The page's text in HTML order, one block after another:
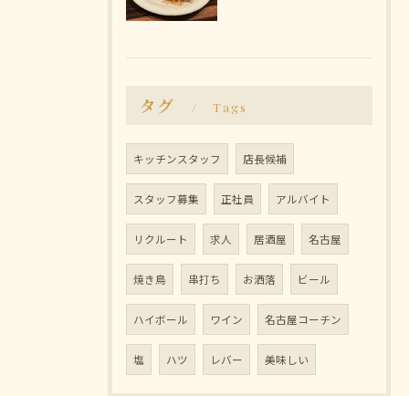
タグ Tags
キッチンスタッフ 店長候補
スタッフ募集 正社員 アルバイト
リクルート 求人 居酒屋 名古屋
焼き鳥 串打ち お洒落 ビール
ハイボール ワイン 名古屋コーチン
塩 ハツ レバー 美味しい